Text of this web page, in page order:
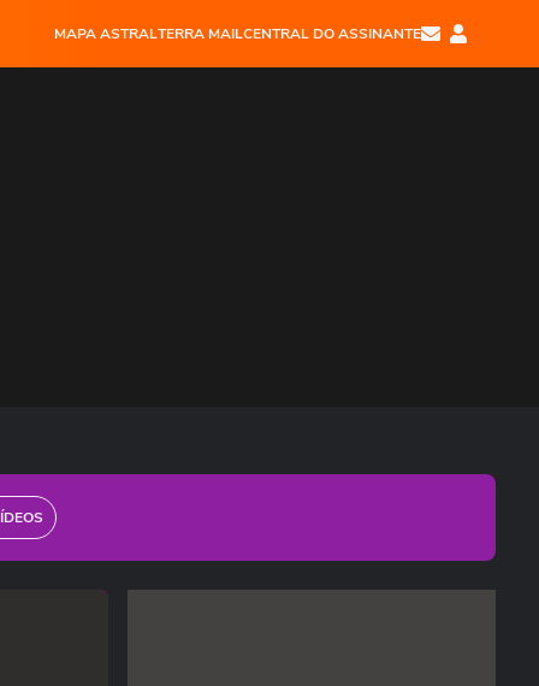
MAPA ASTRALTERRA MAILCENTRAL DO ASSINANTE